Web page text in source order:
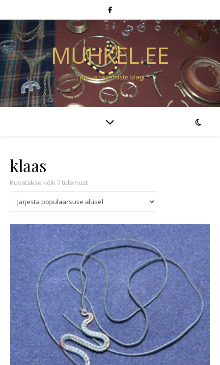
MUHKEL.EE
Tripi- ja tegemiste blogi
klaas
Kuvatakse kõik 7 tulemustSorteeritud populaarsuse järgi